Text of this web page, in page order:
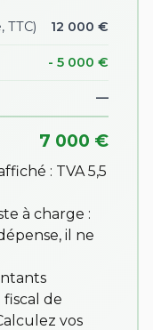
TTC) 12 000 €
- 5 000 €
—
7 000 €
: TVA 5,5
à charge :
il ne
de
vos